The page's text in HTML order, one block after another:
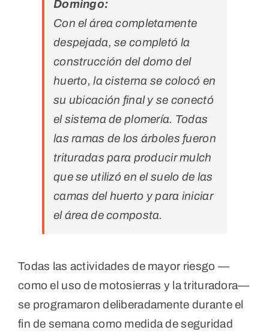
Domingo:
Con el área completamente
despejada, se completó la
construcción del domo del
huerto, la cisterna se colocó en
su ubicación final y se conectó
el sistema de plomería. Todas
las ramas de los árboles fueron
trituradas para producir mulch
que se utilizó en el suelo de las
camas del huerto y para iniciar
el área de composta.
Todas las actividades de mayor riesgo —
como el uso de motosierras y la trituradora—
se programaron deliberadamente durante el
fin de semana como medida de seguridad